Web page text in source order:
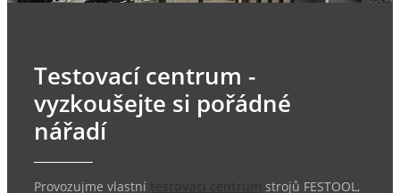
Testovací centrum -
vyzkoušejte si pořádné
nářadí
Provozujme vlastní
strojů FESTOOL,